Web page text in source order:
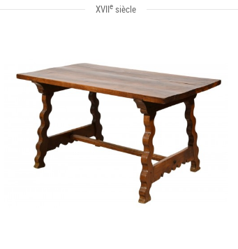
XVIIe siècle